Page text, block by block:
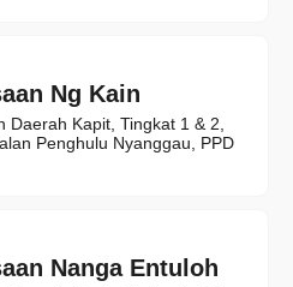
Ng Kain
Daerah Kapit, Tingkat 1 & 2,
Penghulu Nyanggau, PPD
Nanga Entuloh